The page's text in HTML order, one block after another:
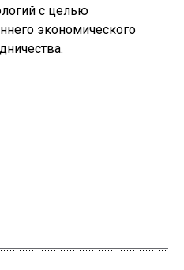
с целью
экономического